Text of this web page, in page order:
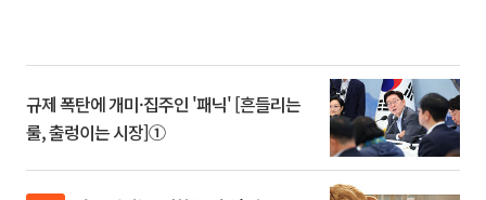
규제 폭탄에 개미·집주인 '패닉' [흔들리는
룰, 출렁이는 시장]①